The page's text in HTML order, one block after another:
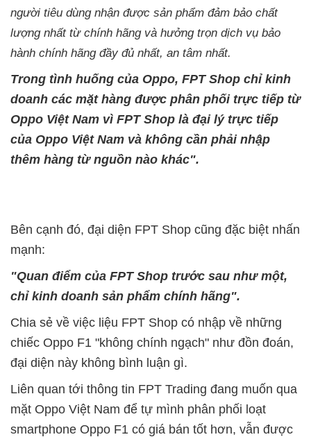
người tiêu dùng nhận được sản phẩm đảm bảo chất
lượng nhất từ chính hãng và hưởng trọn dịch vụ bảo
hành chính hãng đầy đủ nhất, an tâm nhất.
Trong tình huống của Oppo, FPT Shop chỉ kinh
doanh các mặt hàng được phân phối trực tiếp từ
Oppo Việt Nam vì FPT Shop là đại lý trực tiếp
của Oppo Việt Nam và không cần phải nhập
thêm hàng từ nguồn nào khác".
Bên cạnh đó, đại diện FPT Shop cũng đặc biệt nhấn
mạnh:
"Quan điểm của FPT Shop trước sau như một,
chỉ kinh doanh sản phẩm chính hãng".
Chia sẻ về việc liệu FPT Shop có nhập về những
chiếc Oppo F1 "không chính ngạch" như đồn đoán,
đại diện này không bình luận gì.
Liên quan tới thông tin FPT Trading đang muốn qua
mặt Oppo Việt Nam để tự mình phân phối loạt
smartphone Oppo F1 có giá bán tốt hơn, vẫn được